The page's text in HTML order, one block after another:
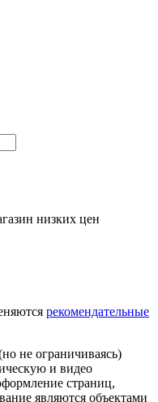
низких цен
рекомендательные
не ограничиваясь)
и видео
страниц,
являются объектами